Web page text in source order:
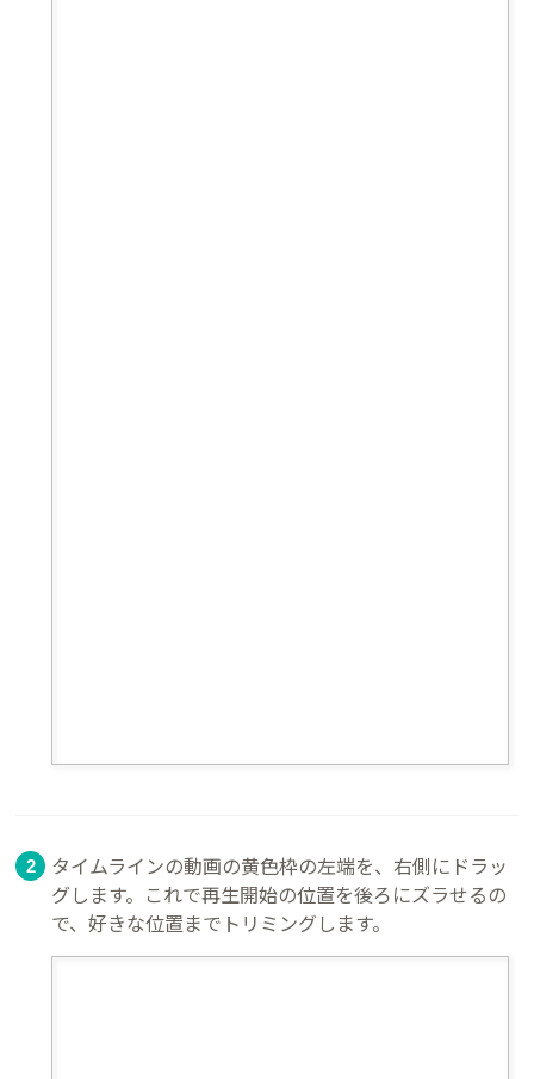
タイムラインの動画の黄色枠の左端を、右側にドラッ
グします。これで再生開始の位置を後ろにズラせるの
で、好きな位置までトリミングします。